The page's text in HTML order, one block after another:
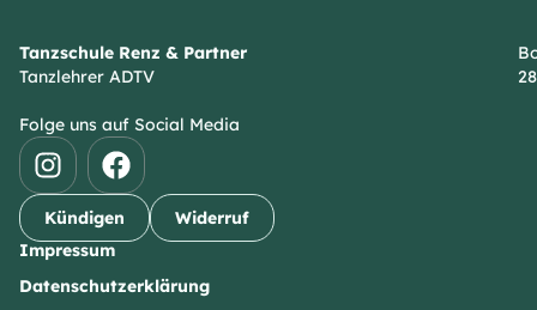
Tanzschule Renz & Partner
Tanzlehrer ADTV
Folge uns auf Social Media
Kündigen
Widerruf
Impressum
Datenschutzerklärung